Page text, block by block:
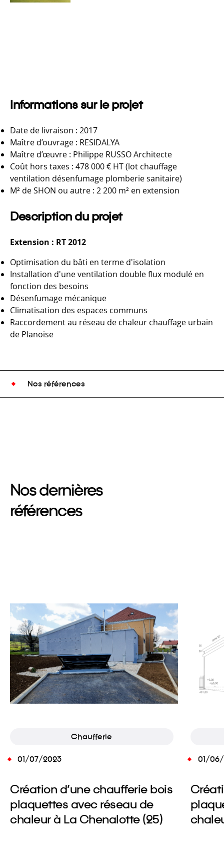
Informations sur le projet
Date de livraison : 2017
Maître d’ouvrage : RESIDALYA
Maître d’œuvre : Philippe RUSSO Architecte
Coût hors taxes : 478 000 € HT (lot chauffage
ventilation désenfumage plomberie sanitaire)
M² de SHON ou autre : 2 200 m² en extension
Description du projet
Extension : RT 2012
Optimisation du bâti en terme d'isolation
Installation d'une ventilation double flux modulé en
fonction des besoins
Désenfumage mécanique
Climatisation des espaces communs
Raccordement au réseau de chaleur chauffage urbain
de Planoise
Nos références
Nos dernières
références
Chaufferie
01/07/2023
Création d’une chaufferie bois
plaquettes avec réseau de
chaleur à La Chenalotte (25)
01/